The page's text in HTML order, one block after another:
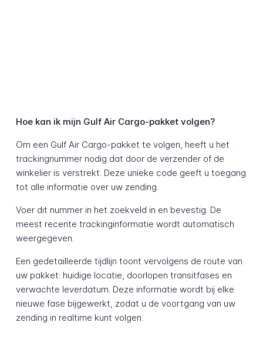
Hoe kan ik mijn Gulf Air Cargo-pakket volgen?
Om een Gulf Air Cargo-pakket te volgen, heeft u het
trackingnummer nodig dat door de verzender of de
winkelier is verstrekt. Deze unieke code geeft u toegang
tot alle informatie over uw zending.
Voer dit nummer in het zoekveld in en bevestig. De
meest recente trackinginformatie wordt automatisch
weergegeven.
Een gedetailleerde tijdlijn toont vervolgens de route van
uw pakket: huidige locatie, doorlopen transitfases en
verwachte leverdatum. Deze informatie wordt bij elke
nieuwe fase bijgewerkt, zodat u de voortgang van uw
zending in realtime kunt volgen.